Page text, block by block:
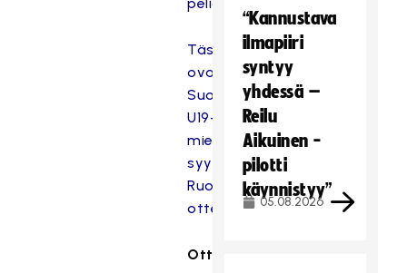
Tässä
ovat
Suomen
U19-
miehet
syyskuun
Ruotsi-
otteluihin
Otteluajat
“Kannustava
ilmapiiri
syntyy
yhdessä –
Reilu
Aikuinen -
pilotti
käynnistyy”
05.08.2026